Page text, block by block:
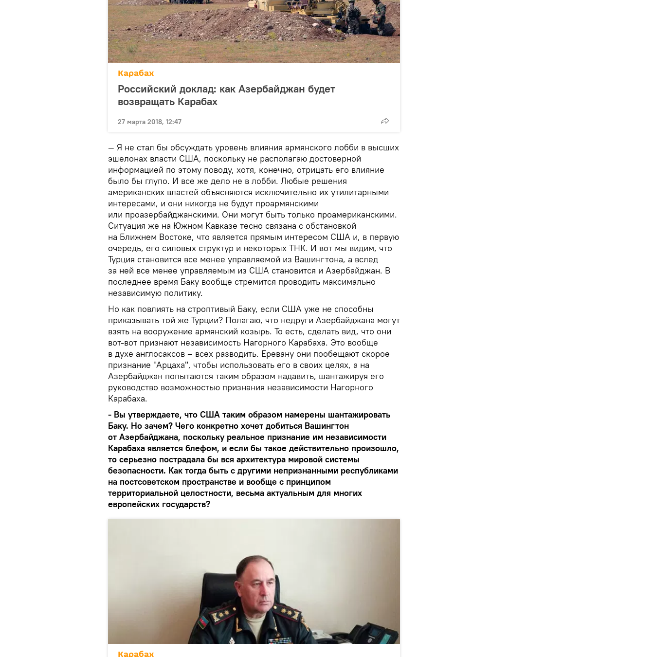
Карабах
Российский доклад: как Азербайджан будет
возвращать Карабах
27 марта 2018, 12:47
— Я не стал бы обсуждать уровень влияния армянского лобби в высших
эшелонах власти США, поскольку не располагаю достоверной
информацией по этому поводу, хотя, конечно, отрицать его влияние
было бы глупо. И все же дело не в лобби. Любые решения
американских властей объясняются исключительно их утилитарными
интересами, и они никогда не будут проармянскими
или проазербайджанскими. Они могут быть только проамериканскими.
Ситуация же на Южном Кавказе тесно связана с обстановкой
на Ближнем Востоке, что является прямым интересом США и, в первую
очередь, его силовых структур и некоторых ТНК. И вот мы видим, что
Турция становится все менее управляемой из Вашингтона, а вслед
за ней все менее управляемым из США становится и Азербайджан. В
последнее время Баку вообще стремится проводить максимально
независимую политику.
Но как повлиять на строптивый Баку, если США уже не способны
приказывать той же Турции? Полагаю, что недруги Азербайджана могут
взять на вооружение армянский козырь. То есть, сделать вид, что они
вот-вот признают независимость Нагорного Карабаха. Это вообще
в духе англосаксов – всех разводить. Еревану они пообещают скорое
признание "Арцаха", чтобы использовать его в своих целях, а на
Азербайджан попытаются таким образом надавить, шантажируя его
руководство возможностью признания независимости Нагорного
Карабаха.
- Вы утверждаете, что США таким образом намерены шантажировать
Баку. Но зачем? Чего конкретно хочет добиться Вашингтон
от Азербайджана, поскольку реальное признание им независимости
Карабаха является блефом, и если бы такое действительно произошло,
то серьезно пострадала бы вся архитектура мировой системы
безопасности. Как тогда быть с другими непризнанными республиками
на постсоветском пространстве и вообще с принципом
территориальной целостности, весьма актуальным для многих
европейских государств?
Карабах